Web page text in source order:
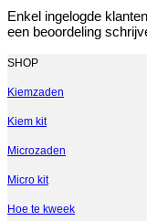
Enkel ingelogde
een beoordeling
SHOP
Kiemzaden
Kiem kit
Microzaden
Micro kit
Hoe te kweek